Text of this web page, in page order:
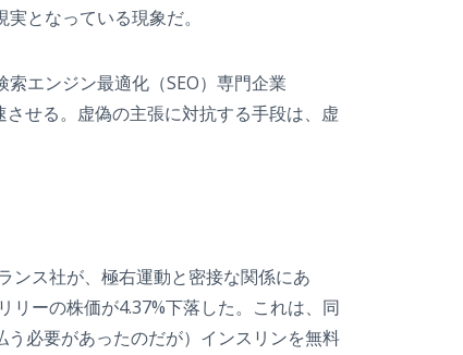
となっている現象だ。
エンジン最適化（SEO）専門企業
せる。虚偽の主張に対抗する手段は、虚
ンス社が、極右運動と密接な関係にあ
リーの株価が4.37%下落した。これは、同
必要があったのだが）インスリンを無料